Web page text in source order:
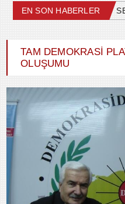
EN SON HABERLER
ÜLKEMİZDEKİ
TAM DEMOKRASİ
OLUŞUMU